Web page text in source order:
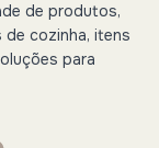
de produtos,
cozinha, itens
para